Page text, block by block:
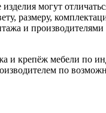
могут
размеру,
и
и крепёж мебели по
по